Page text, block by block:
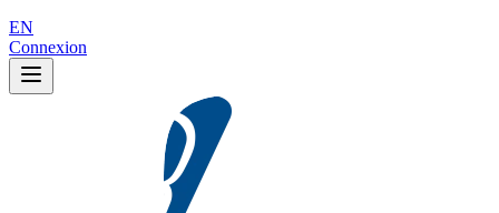
EN
Connexion